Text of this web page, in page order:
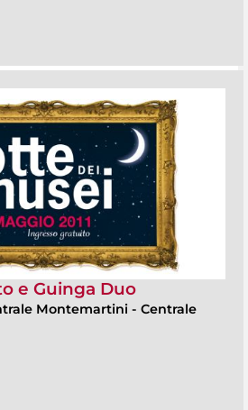
e Guinga Duo
Montemartini - Centrale